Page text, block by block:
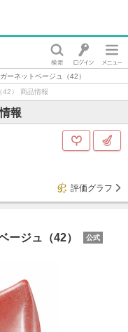
ガーネットベージュ（42）
42） 商品情報
報
評価グラフ
ージュ（42） 公式